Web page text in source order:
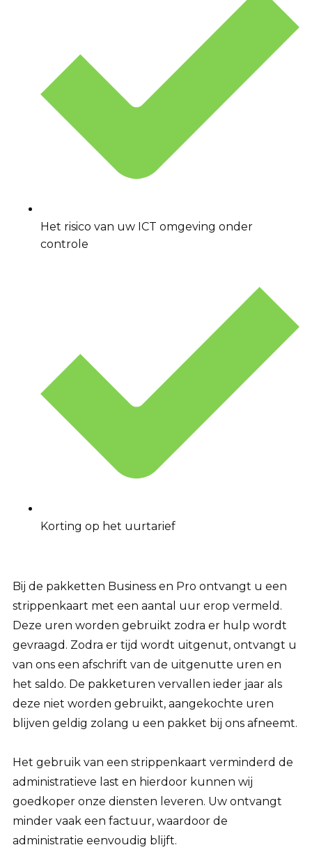
Het risico van uw ICT omgeving onder
controle
Korting op het uurtarief
Bij de pakketten Business en Pro ontvangt u een
strippenkaart met een aantal uur erop vermeld.
Deze uren worden gebruikt zodra er hulp wordt
gevraagd. Zodra er tijd wordt uitgenut, ontvangt u
van ons een afschrift van de uitgenutte uren en
het saldo. De pakketuren vervallen ieder jaar als
deze niet worden gebruikt, aangekochte uren
blijven geldig zolang u een pakket bij ons afneemt.
Het gebruik van een strippenkaart verminderd de
administratieve last en hierdoor kunnen wij
goedkoper onze diensten leveren. Uw ontvangt
minder vaak een factuur, waardoor de
administratie eenvoudig blijft.